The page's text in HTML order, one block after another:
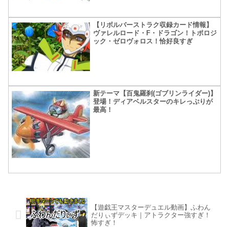
【リボルバーストラク収録カード情報】
ヴァレルロード・F・ドラゴン！トポロジ
ック・ゼロヴォロス！恰好良すぎ
新テーマ【百鬼羅刹(ゴブリンライダー)】
登場！ディアベルスターのキレっぷりが
最高！
【遊戯王マスターデュエル動画】ふわん
だりぃずデッキ｜アトラクター強すぎ！
怖すぎ！